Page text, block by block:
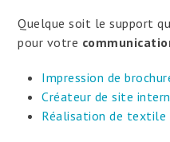
Quelque soit le support
pour votre
Impression de
Créateur de site
Réalisation de textile